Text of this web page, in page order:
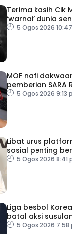
Terima kasih Cik
‘warnai’ dunia
5 Ogos 2026
MOF nafi
pemberian SARA
sempena Hari
5 Ogos 2026 9:13
Libat urus
sosial penting
perbuatan
5 Ogos 2026 8:41
Liga besbol
batal aksi susulan
gelombang haba
5 Ogos 2026 7:58